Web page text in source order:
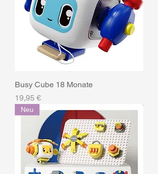
Busy Cube 18 Monate
Preis
19,95 €
Neu